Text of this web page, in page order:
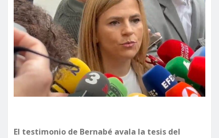
El testimonio de Bernabé avala la tesis del